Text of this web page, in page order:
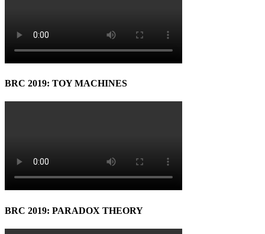
BRC 2019: TOY MACHINES
BRC 2019: PARADOX THEORY